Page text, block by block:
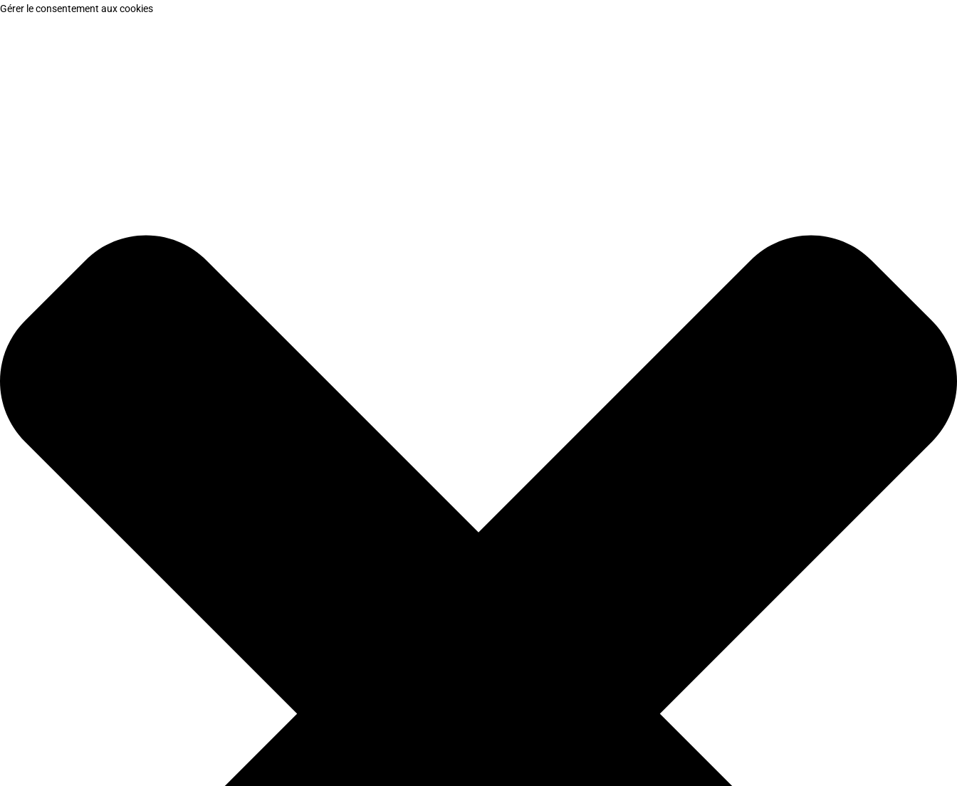
Gérer le consentement aux cookies